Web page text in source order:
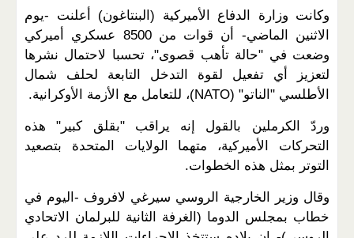
وكانت وزارة الدفاع الأميركية (البنتاغون) أعلنت -يوم
الاثنين الماضي- أن قوات من 8500 عسكري أميركي
وضعت في "حالة تأهب قصوى"، تحسبا لاحتمال نشرها
لتعزيز أي تفعيل لقوة التدخل التابعة لحلف شمال
الأطلسي "الناتو" (NATO)، للتعامل مع الأزمة الأوكرانية.
وردّ الكرملين بالقول إنه يراقب "بقلق كبير" هذه
التحركات الأميركية، متهما الولايات المتحدة بتصعيد
التوتر بمثل هذه الخطوات.
وقال وزير الخارجية الروسي سيرغي لافروف -اليوم في
خطاب بمجلس الدوما (الغرفة الثانية للبرلمان الاتحادي